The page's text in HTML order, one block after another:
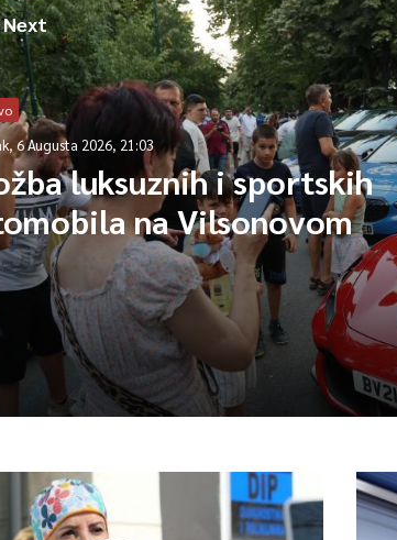
Next
6 Augusta 2026, 21:03
luksuznih i sportskih
na Vilsonovom